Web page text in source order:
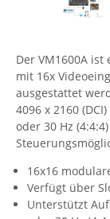
Guntermann
High Sec Labs
HW group
Icron
IEC Lock
Ihse
Der VM1600A
mit 16x
ausgestattet
4096 x 2160
oder 30 Hz
16x16
Verfügt über
Unterstützt